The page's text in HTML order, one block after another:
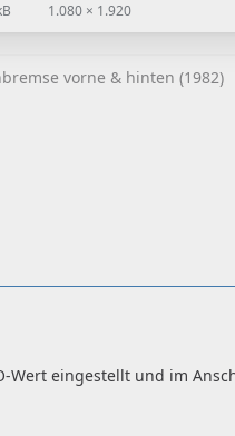
1.080 × 1.920
vorne & hinten (1982)
eingestellt und im